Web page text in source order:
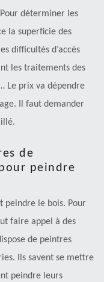
déterminer les
la superficie des
difficultés d’accès
les traitements des
Le prix va dépendre
Il faut demander
de
peindre
peindre le bois. Pour
faire appel à des
de peintres
Ils savent se mettre
peindre leurs